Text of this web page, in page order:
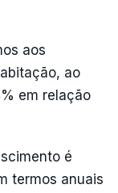
aos
ao
em relação
é
termos anuais